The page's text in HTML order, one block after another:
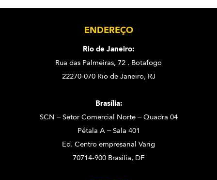
ENDEREÇO
Rio de Janeiro:
Rua das Palmeiras, 72 . Botafogo
22270-070 Rio de Janeiro, RJ
Brasília:
SCN – Setor Comercial Norte – Quadra 04
Pétala A – Sala 401
Ed. Centro empresarial Varig
70714-900 Brasília, DF